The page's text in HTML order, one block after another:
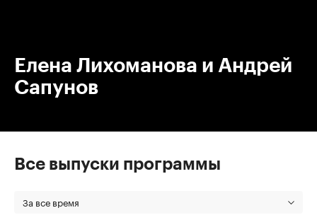
Елена Лихоманова и Андрей
Сапунов
Все выпуски программы
За все время